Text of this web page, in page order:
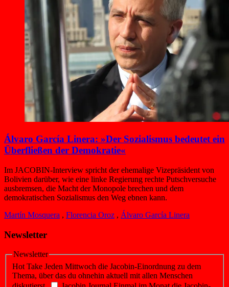
Álvaro García Linera: »Der Sozialismus bedeutet ein
Überfließen der Demokratie«
Im JACOBIN-Interview spricht der ehemalige Vizepräsident von
Bolivien darüber, wie eine linke Regierung rechte Putschversuche
ausbremsen, die Macht der Monopole brechen und dem
demokratischen Sozialismus den Weg ebnen kann.
Martín Mosquera , Florencia Oroz , Álvaro García Linera
Newsletter
Newsletter
Hot Take Jeden Mittwoch die Jacobin-Einordnung zu dem
Thema, über das du ohnehin aktuell mit allen Menschen